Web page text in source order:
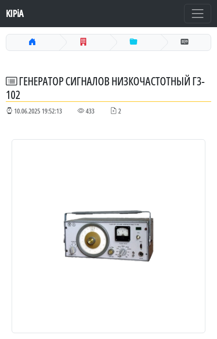
KIPiA
ГЕНЕРАТОР СИГНАЛОВ НИЗКОЧАСТОТНЫЙ Г3-
102
10.06.2025 19:52:13 433 2